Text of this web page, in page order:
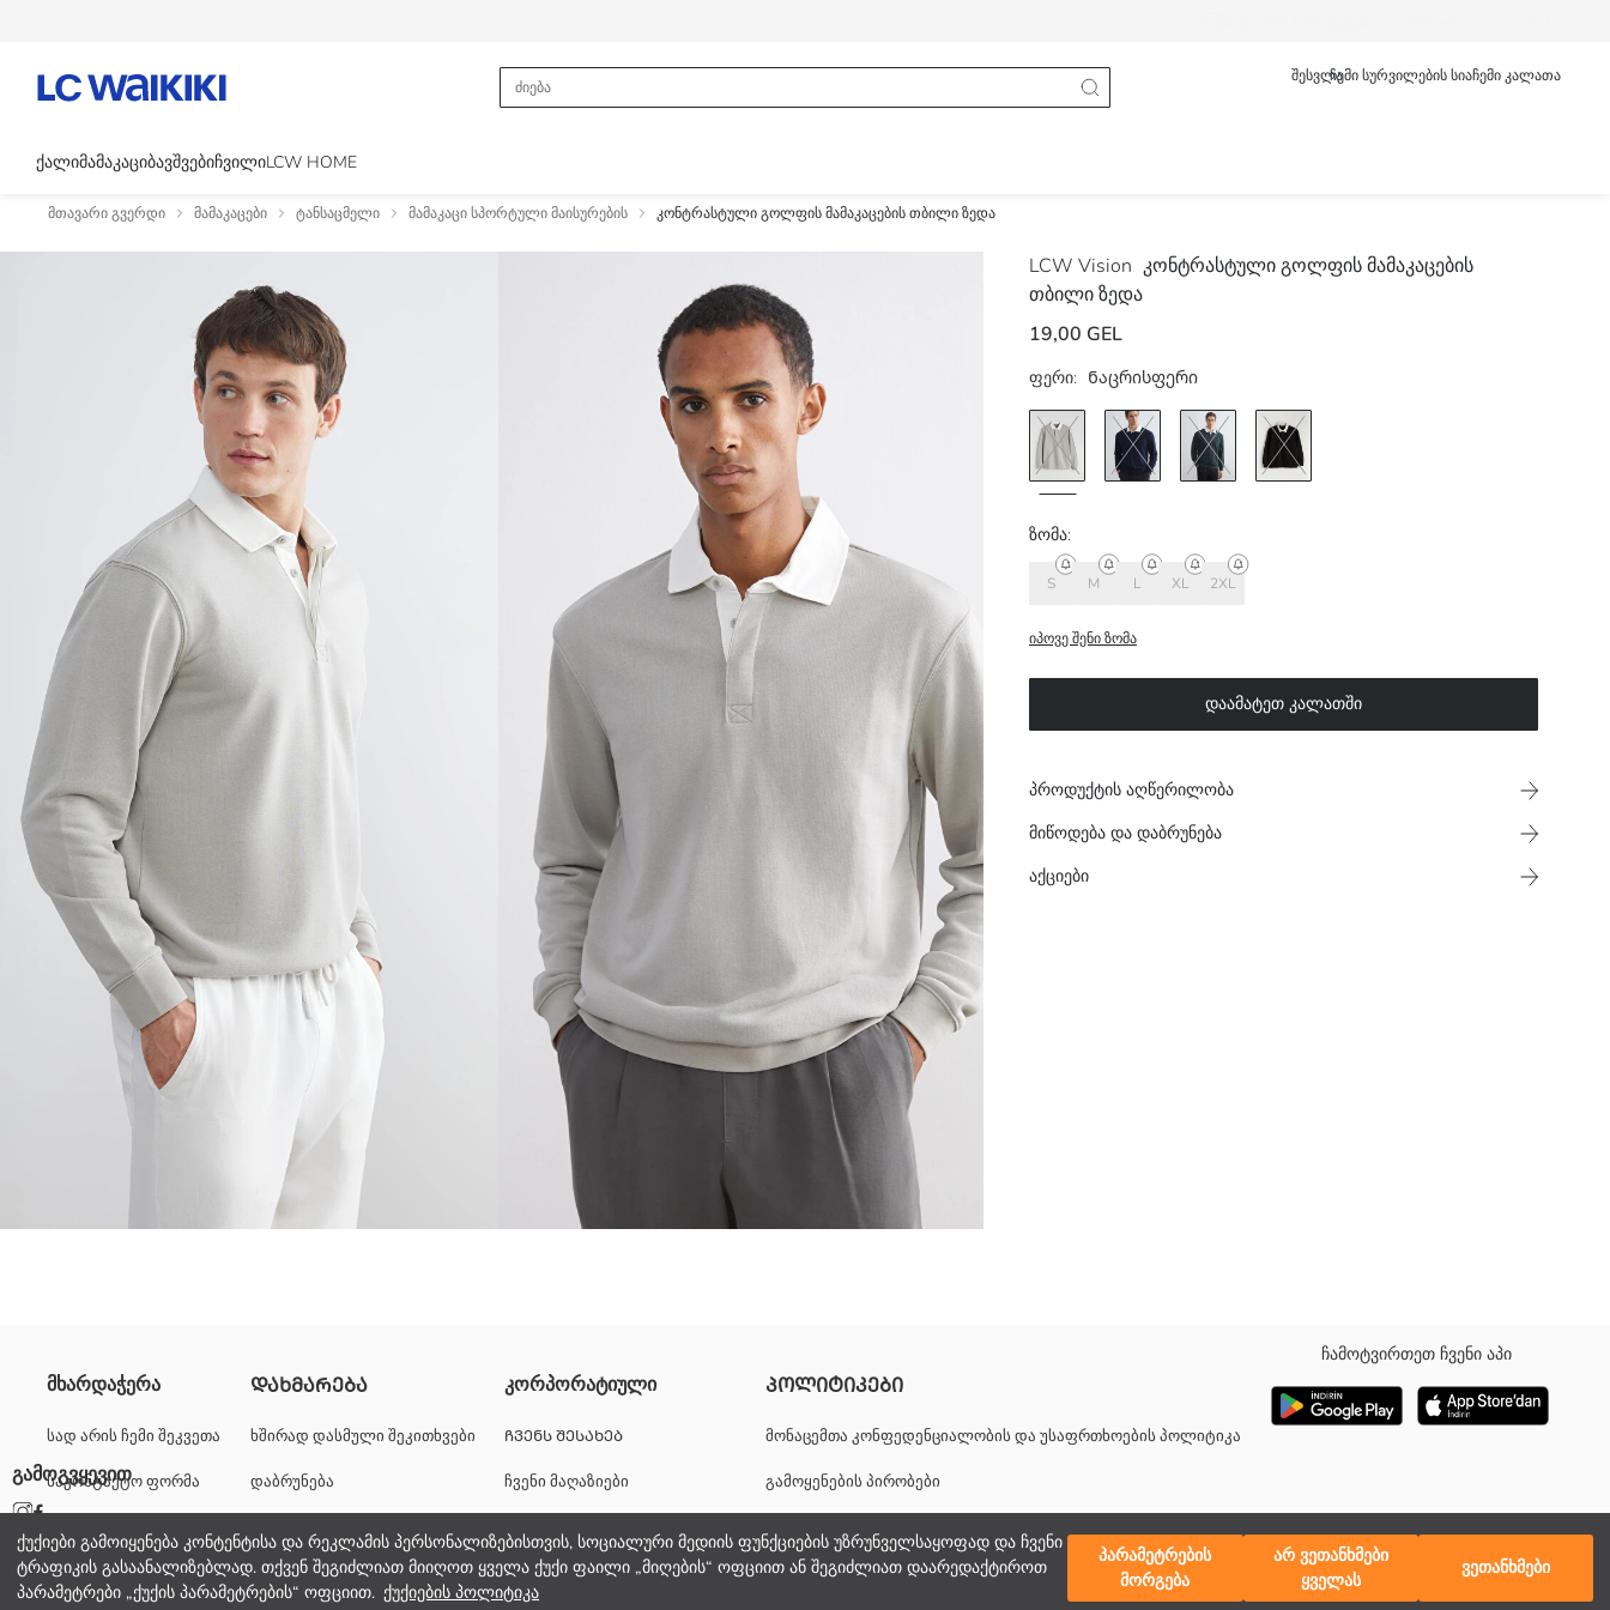
ქუქიები გამოიყენება კონტენტისა და რეკლამის პერსონალიზებისთვის, სოციალური მედიის ფუნქციების უზრუნველსაყოფად და ჩვენი
ტრაფიკის გასაანალიზებლად. თქვენ შეგიძლიათ მიიღოთ ყველა ქუქი ფაილი „მიღების“ ოფციით ან შეგიძლიათ დაარედაქტიროთ
პარამეტრები „ქუქის პარამეტრების“ ოფციით. ქუქიების პოლიტიკა
პარამეტრების
მორგება
არ ვეთანხმები
ყველას
ვეთანხმები
შესვლაჩემი სურვილების სიაჩემი კალათა
ᲥᲐᲚᲘᲛᲐᲛᲐᲙᲐᲪᲘᲑᲐᲕᲨᲕᲔᲑᲘᲩᲕᲘᲚᲘLCW HOME
მთავარი გვერდი მამაკაცები ტანსაცმელი მამაკაცი სპორტული მაისურების კონტრასტული გოლფის მამაკაცების თბილი ზედა
LCW Vision კონტრასტული გოლფის მამაკაცების
თბილი ზედა
19,00 GEL
ფერი: Ნაცრისფერი
ზომა:
S M L XL 2XL
იპოვე შენი ზომა
დაამატეთ კალათში
პროდუქტის აღწერილობა
მიწოდება და დაბრუნება
აქციები
Ძირითადი Ქსოვილი:
წარმოშობის ქვეყანა:
გამყიდველი:
ბრენდი:
სქესი:
სტილი:
მხარდაჭერა
სად არის ჩემი შეკვეთა
საკონტაქტო ფორმა
ᲓᲐᲮᲛᲐᲠᲔᲑᲐ
ხშირად დასმული შეკითხვები
დაბრუნება
კორპორატიული
ᲩᲕᲔᲜᲡ ᲨᲔᲡᲐᲮᲔᲑ
ჩვენი მაღაზიები
კორპორატიული მხარდაჭერა
ᲞᲝᲚᲘᲢᲘᲙᲔᲑᲘ
მონაცემთა კონფედენციალობის და უსაფრთხოების პოლიტიკა
გამოყენების პირობები
ჩამოტვირთეთ ჩვენი აპი
გამოგვყევით